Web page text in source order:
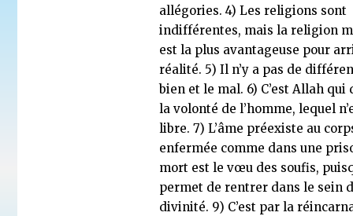
allégories. 4) Les religions sont
indifférentes, mais la religion
est la plus avantageuse pour
réalité. 5) Il n’y a pas de
bien et le mal. 6) C’est Allah
la volonté de l’homme, lequel
libre. 7) L’âme préexiste au
enfermée comme dans une
mort est le vœu des soufis,
permet de rentrer dans le sein
divinité. 9) C’est par la